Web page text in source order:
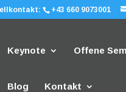
+43 660 9073001
Keynote Offene
Blog Kontakt